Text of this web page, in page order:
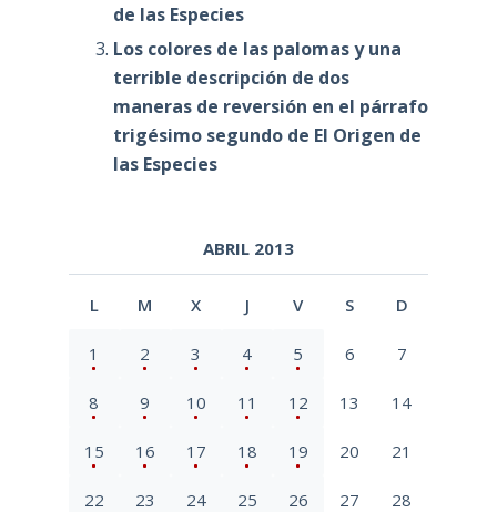
de las Especies
Los colores de las palomas y una
terrible descripción de dos
maneras de reversión en el párrafo
trigésimo segundo de El Origen de
las Especies
ABRIL 2013
L M X J V S D
1 2 3 4 5 6 7
8 9 10 11 12 13 14
15 16 17 18 19 20 21
22 23 24 25 26 27 28